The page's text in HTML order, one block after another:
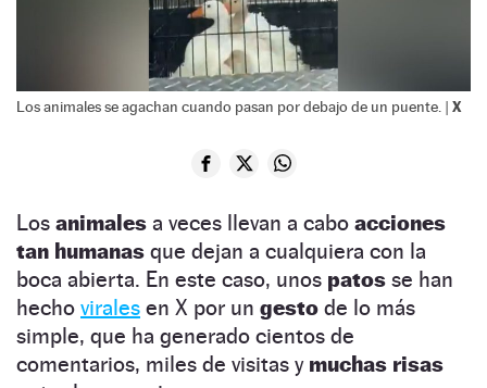
Los animales se agachan cuando pasan por debajo de un puente. | X
Los animales a veces llevan a cabo acciones
tan humanas que dejan a cualquiera con la
boca abierta. En este caso, unos patos se han
hecho virales en X por un gesto de lo más
simple, que ha generado cientos de
comentarios, miles de visitas y muchas risas